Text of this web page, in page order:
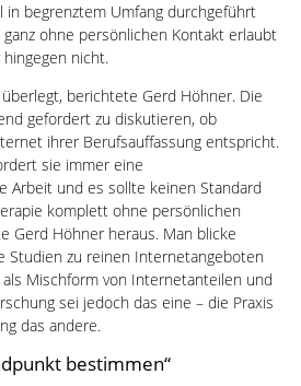
in begrenztem Umfang durchgeführt
ohne persönlichen Kontakt erlaubt
nicht.
berichtete Gerd Höhner. Die
gefordert zu diskutieren, ob
ihrer Berufsauffassung entspricht.
sie immer eine
Arbeit und es sollte keinen Standard
komplett ohne persönlichen
Gerd Höhner heraus. Man blicke
Studien zu reinen Internetangeboten
Mischform von Internetanteilen und
sei jedoch das eine – die Praxis
das andere.
bestimmen“